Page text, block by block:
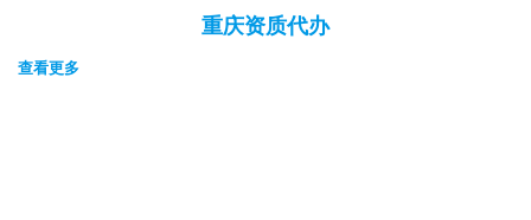
重庆资质代办
查看更多